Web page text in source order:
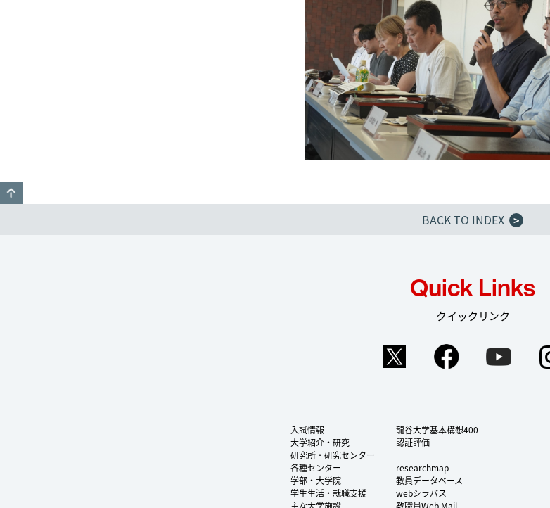
BACK TO INDEX
>
Quick Links
クイックリンク
Twitter Facebook
入試情報
大学紹介・研究
研究所・研究センター
各種センター
学部・大学院
学生生活・就職支援
主な大学施設
龍谷大学基本構想400
認証評価
researchmap
教員データベース
webシラバス
教職員Web Mail